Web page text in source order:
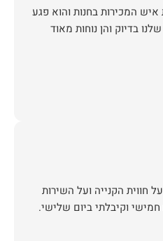
איש המכירות בחנות והוא פגע
בדיוק והן נוחות מאוד
חווית הקנייה ועל השירות
וקיבלתי ביום שלישי.